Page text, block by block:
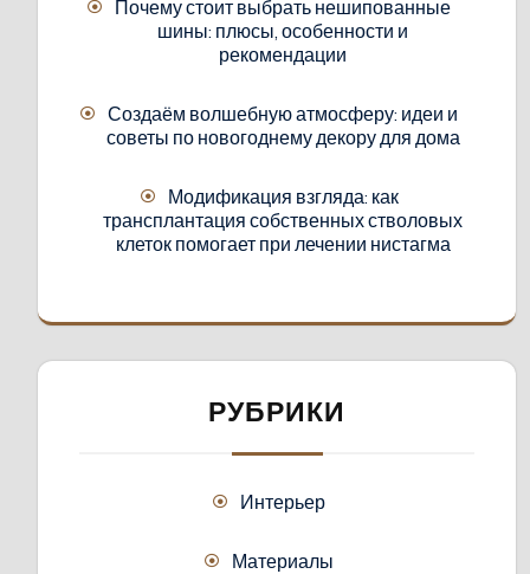
Почему стоит выбрать нешипованные
шины: плюсы, особенности и
рекомендации
Создаём волшебную атмосферу: идеи и
советы по новогоднему декору для дома
Модификация взгляда: как
трансплантация собственных стволовых
клеток помогает при лечении нистагма
РУБРИКИ
Интерьер
Материалы